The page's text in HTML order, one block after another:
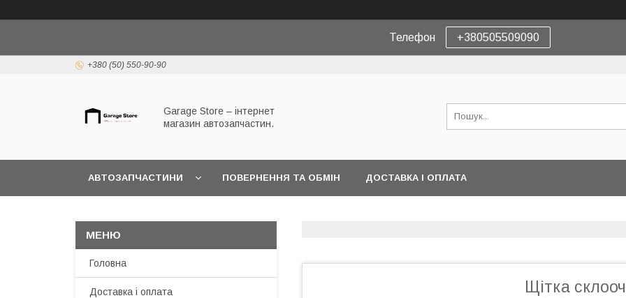
Телефон +380505509090
+380 (50) 550-90-90
Garage Store – інтернет
магазин автозапчастин.
АВТОЗАПЧАСТИНИ ПОВЕРНЕННЯ ТА ОБМІН ДОСТАВКА І ОПЛАТА
Щітка
Головна
Доставка і оплата